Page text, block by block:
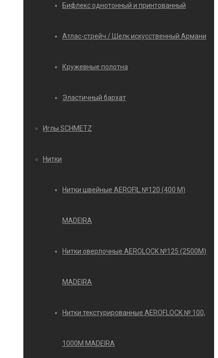
Бифлекс однотонный и принтованный
Атлас-стрейч / Шелк искусственный Армани
Кружевные полотна
Эластичный бархат
Иглы SCHMETZ
Нитки
Нитки швейные AEROFIL №120 (400 М)
MADEIRA
Нитки оверлочные AEROLOCK №125 (2500М)
MADEIRA
Нитки текстурированные AEROFLOCK № 100,
1000М MADEIRA